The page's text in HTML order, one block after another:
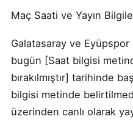
Maç Saati ve Yayın
Galatasaray ve Eyüpspor
bugün [Saat bilgisi
bırakılmıştır] tarihinde
bilgisi metinde
üzerinden canlı olarak